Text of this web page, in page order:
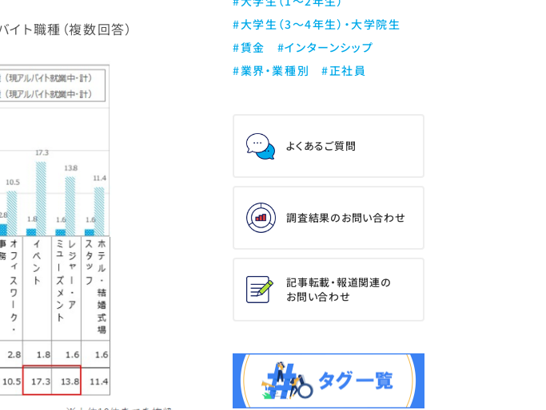
ト職種（複数回答）
#大学生（3～4年生）・大学院生
#賃金
#インターンシップ
#業界・業種別
#正社員
よくあるご質問
調査結果のお問い合わせ
記事転載・報道関連の
お問い合わせ